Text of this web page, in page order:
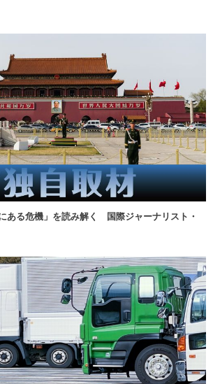
ある危機」を読み解く 国際ジャーナリスト・